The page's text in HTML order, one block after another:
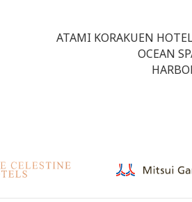
ATAMI KORAKUEN
OCEAN